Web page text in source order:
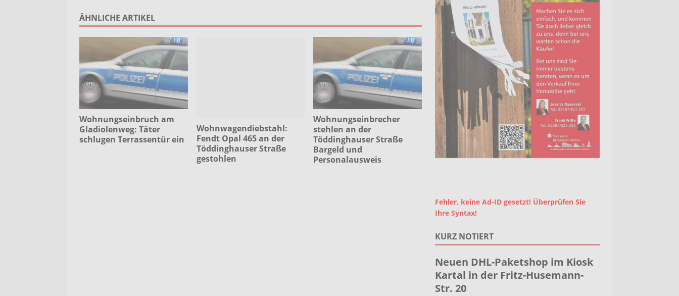
ÄHNLICHE ARTIKEL
Wohnungseinbruch am
Gladiolenweg: Täter
schlugen Terrassentür ein
Wohnwagendiebstahl:
Fendt Opal 465 an der
Töddinghauser Straße
gestohlen
Wohnungseinbrecher
stehlen an der
Töddinghauser Straße
Bargeld und
Personalausweis
Fehler, keine Ad-ID gesetzt! Überprüfen Sie
Ihre Syntax!
KURZ NOTIERT
Neuen DHL-Paketshop im Kiosk
Kartal in der Fritz-Husemann-
Str. 20